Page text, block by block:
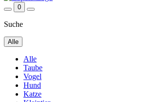
0
Suche
Alle
Alle
Taube
Vogel
Hund
Katze